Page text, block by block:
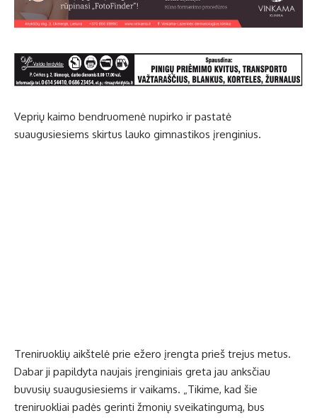
Veprių kaimo bendruomenė nupirko ir pastatė
suaugusiesiems skirtus lauko gimnastikos įrenginius.
Treniruoklių aikštelė prie ežero įrengta prieš trejus metus.
Dabar ji papildyta naujais įrenginiais greta jau anksčiau
buvusių suaugusiesiems ir vaikams. „Tikime, kad šie
treniruokliai padės gerinti žmonių sveikatingumą, bus